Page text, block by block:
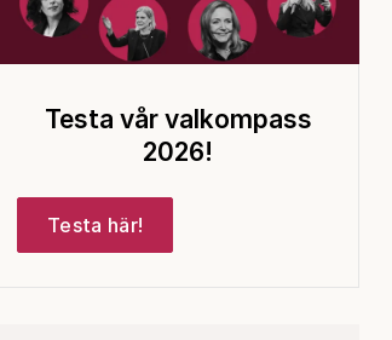
Testa vår valkompass
2026!
Testa här!